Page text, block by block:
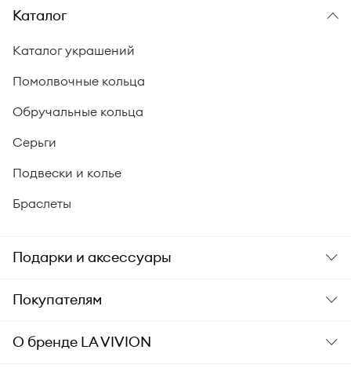
Каталог
Каталог украшений
Помолвочные кольца
Обручальные кольца
Серьги
Подвески и колье
Браслеты
Подарки и аксессуары
Подарки
Уход за украшениями
Покупателям
Заказ и оплата
О бренде LA VIVION